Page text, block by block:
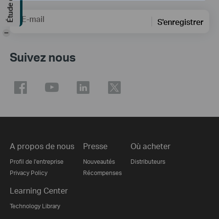
E-mail S'enregistrer
Suivez nous
A propos de nous
Profil de l'entreprise
Privacy Policy
Presse
Nouveautés
Récompenses
Où acheter
Distributeurs
Learning Center
Technology Library
-